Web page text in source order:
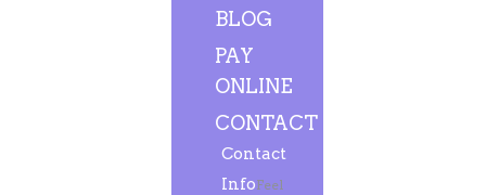
BLOG
PAY
ONLINE
CONTACT
Contact
InfoFeel